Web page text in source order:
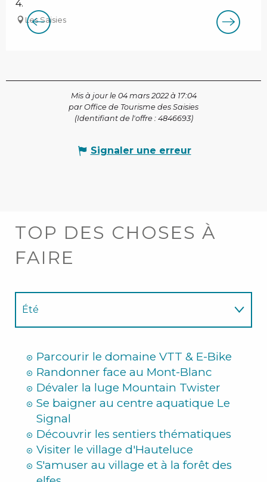
4.
Les Saisies
Mis à jour le 04 mars 2022 à 17:04
par Office de Tourisme des Saisies
(Identifiant de l'offre : 4846693)
Signaler une erreur
TOP DES CHOSES À
FAIRE
Été
Parcourir le domaine VTT & E-Bike
Randonner face au Mont-Blanc
Dévaler la luge Mountain Twister
Se baigner au centre aquatique Le
Signal
Découvrir les sentiers thématiques
Visiter le village d'Hauteluce
S'amuser au village et à la forêt des